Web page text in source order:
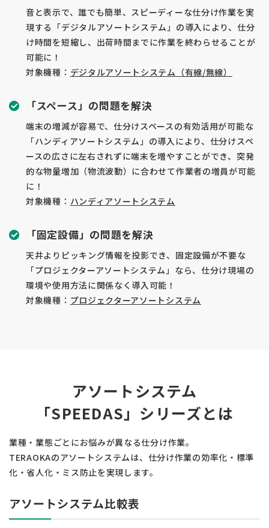
音と表示で、誰でも簡単、スピーディーな仕分け作業を実
現する「デジタルアソートシステム」の導入により、 仕分
け時間を短縮し、出荷時間までに作業を終わらせることが
可能に！
対象機種： デジタルアソートシステム（有線/無線）
「スペース」の問題を解決
端末の増減が容易で、仕分けスペースの有効活用が可能な
「ハンディアソートシステム」の導入により、 仕分けスペ
ースの広さに左右されずに端末を増やすことができ、突発
的な物量増加（物流波動）に合わせて作業者の増員が可能
に！
対象機種： ハンディアソートシステム
「固定設備」の問題を解決
天井よりピッキング情報を投影でき、固定設備が不要な
「プロジェクターアソートシステム」なら、 仕分け現場の
環境や使用方法に関係なく導入可能！
対象機種： プロジェクターアソートシステム
アソートシステム
「SPEEDAS」シリーズとは
業種・業態ごとにお悩みが異なる仕分け作業。
TERAOKAのアソートシステムは、仕分け作業の効率化・標準
化・省人化・ミス防止を実現します。
アソートシステム比較表